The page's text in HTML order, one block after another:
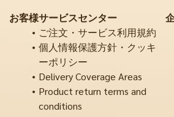
お客様サービスセンター
ご注文・サービス利用規約
個人情報保護方針・クッキ
ーポリシー
Delivery Coverage Areas
Product return terms and
conditions